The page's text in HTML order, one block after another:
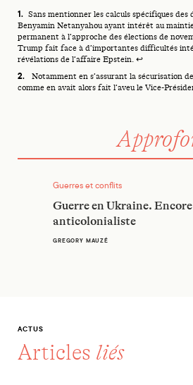
Guerres et conflits
Guerre en Ukraine.
anticolonialiste
GREGORY MAUZÉ
Footnotes
Sans mentionner les calculs spécifiques des
Benyamin Netanyahou ayant intérêt au
permanent à l’approche des élections de
Trump fait face à d’importantes difficultés
révélations de l’affaire Epstein ↩
Notamment en s’assurant la sécurisation
comme en avait alors fait l’aveu le Vice-
ACTUS
Articles liés